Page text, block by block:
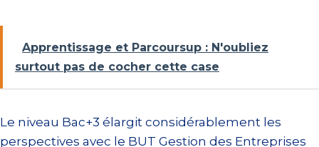
Apprentissage et Parcoursup : N'oubliez
surtout pas de cocher cette case
Le niveau Bac+3 élargit considérablement les
perspectives avec le BUT Gestion des Entreprises